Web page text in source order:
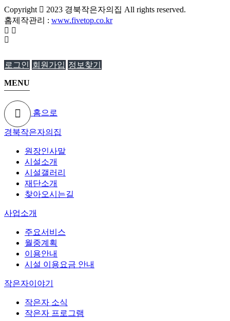
Copyright
2023 경북작은자의집 All rights reserved.
홈제작관리 : www.fivetop.co.kr
로그인 회원가입 정보찾기
MENU
홈으로
경북작은자의집
원장인사말
시설소개
시설갤러리
재단소개
찾아오시는길
사업소개
주요서비스
월중계획
이용안내
시설 이용요금 안내
작은자이야기
작은자 소식
작은자 프로그램